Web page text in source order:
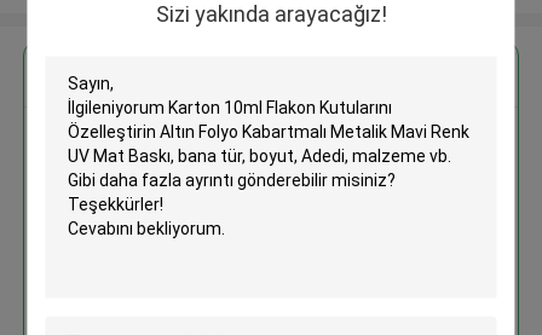
Sizi yakında arayacağız!
Karton 10ml Flakon Kutularını
Özelleştirin Altın Folyo
Mat Baskı